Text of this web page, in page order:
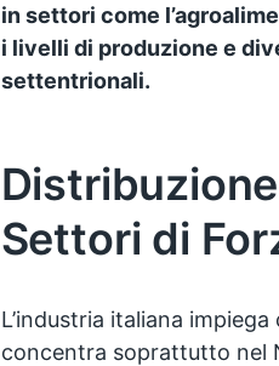
in settori come
i livelli di produzione e
settentrionali.
Settori di
L’industria italiana
concentra soprattutto nel